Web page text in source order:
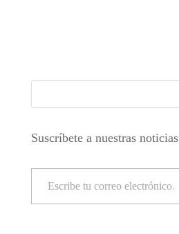
Suscríbete a nuestras noticias
Escribe tu correo electrónico…